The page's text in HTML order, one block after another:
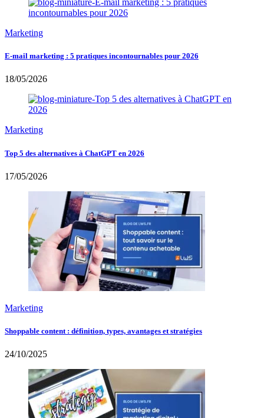
Marketing
E-mail marketing : 5 pratiques incontournables pour 2026
18/05/2026
Marketing
Top 5 des alternatives à ChatGPT en 2026
17/05/2026
Marketing
Shoppable content : définition, types, avantages et stratégies
24/10/2025